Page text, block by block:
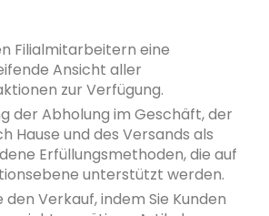
Filialmitarbeitern eine
Ansicht aller
zur Verfügung.
der Abholung im Geschäft, der
Hause und des Versands als
Erfüllungsmethoden, die auf
unterstützt werden.
den Verkauf, indem Sie Kunden